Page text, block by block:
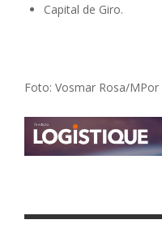
Capital de Giro.
Foto: Vosmar Rosa/MPor